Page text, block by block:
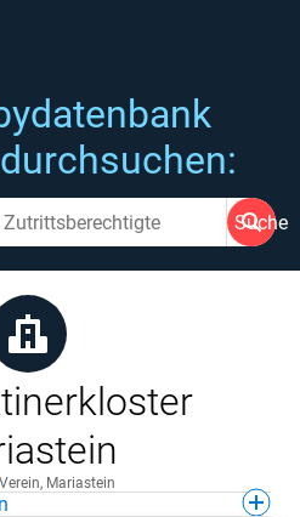
Suche
Verein, Mariastein